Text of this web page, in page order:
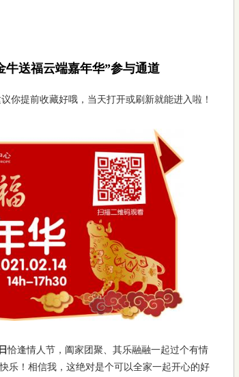
牛送福云端嘉年华”参与通道
你提前收藏好哦，当天打开或刷新就能进入啦！
恰逢情人节，阖家团聚、其乐融融一起过个有情
乐！相信我，这绝对是个可以全家一起开心的好